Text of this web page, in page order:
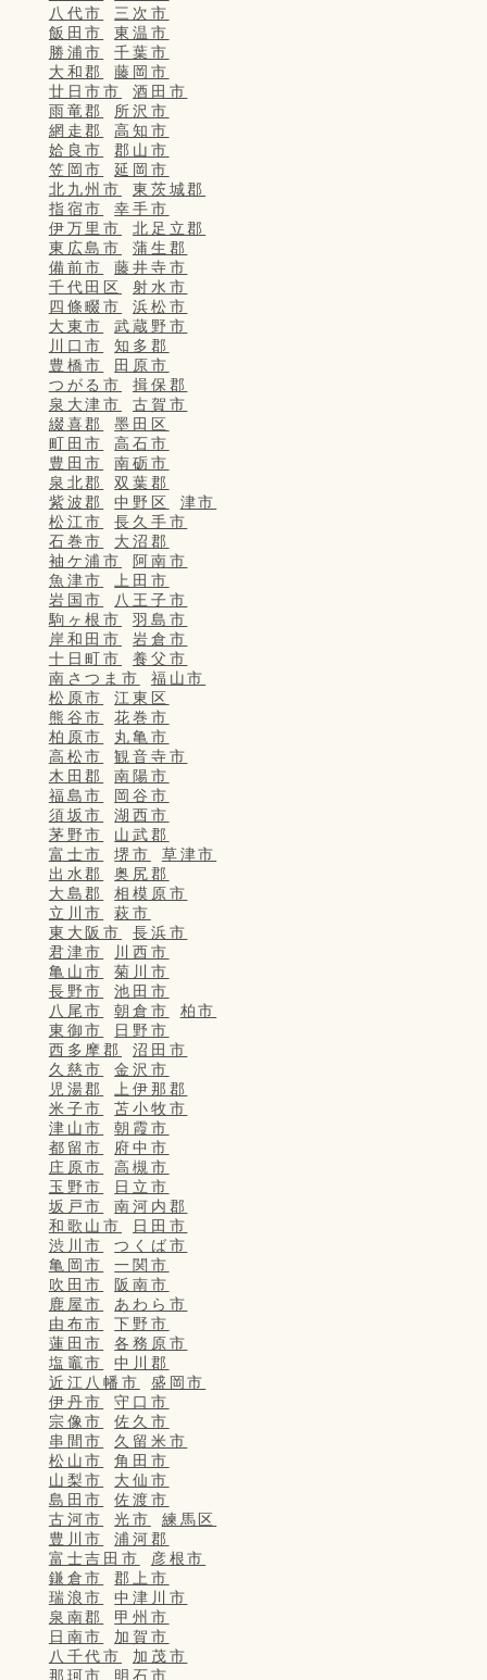
八代市
三次市
飯田市
東温市
勝浦市
千葉市
大和郡
藤岡市
廿日市市
酒田市
雨竜郡
所沢市
網走郡
高知市
姶良市
郡山市
笠岡市
延岡市
北九州市
東茨城郡
指宿市
幸手市
伊万里市
北足立郡
東広島市
蒲生郡
備前市
藤井寺市
千代田区
射水市
四條畷市
浜松市
大東市
武蔵野市
川口市
知多郡
豊橋市
田原市
つがる市
揖保郡
泉大津市
古賀市
綴喜郡
墨田区
町田市
高石市
豊田市
南砺市
泉北郡
双葉郡
紫波郡
中野区
津市
松江市
長久手市
石巻市
大沼郡
袖ケ浦市
阿南市
魚津市
上田市
岩国市
八王子市
駒ヶ根市
羽島市
岸和田市
岩倉市
十日町市
養父市
南さつま市
福山市
松原市
江東区
熊谷市
花巻市
柏原市
丸亀市
高松市
観音寺市
木田郡
南陽市
福島市
岡谷市
須坂市
湖西市
茅野市
山武郡
富士市
堺市
草津市
出水郡
奥尻郡
大島郡
相模原市
立川市
萩市
東大阪市
長浜市
君津市
川西市
亀山市
菊川市
長野市
池田市
八尾市
朝倉市
柏市
東御市
日野市
西多摩郡
沼田市
久慈市
金沢市
児湯郡
上伊那郡
米子市
苫小牧市
津山市
朝霞市
都留市
府中市
庄原市
高槻市
玉野市
日立市
坂戸市
南河内郡
和歌山市
日田市
渋川市
つくば市
亀岡市
一関市
吹田市
阪南市
鹿屋市
あわら市
由布市
下野市
蓮田市
各務原市
塩竈市
中川郡
近江八幡市
盛岡市
伊丹市
守口市
宗像市
佐久市
串間市
久留米市
松山市
角田市
山梨市
大仙市
島田市
佐渡市
古河市
光市
練馬区
豊川市
浦河郡
富士吉田市
彦根市
鎌倉市
郡上市
瑞浪市
中津川市
泉南郡
甲州市
日南市
加賀市
八千代市
加茂市
那珂市
明石市